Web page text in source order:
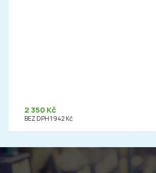
2 350 Kč
BEZ DPH 1 942 Kč